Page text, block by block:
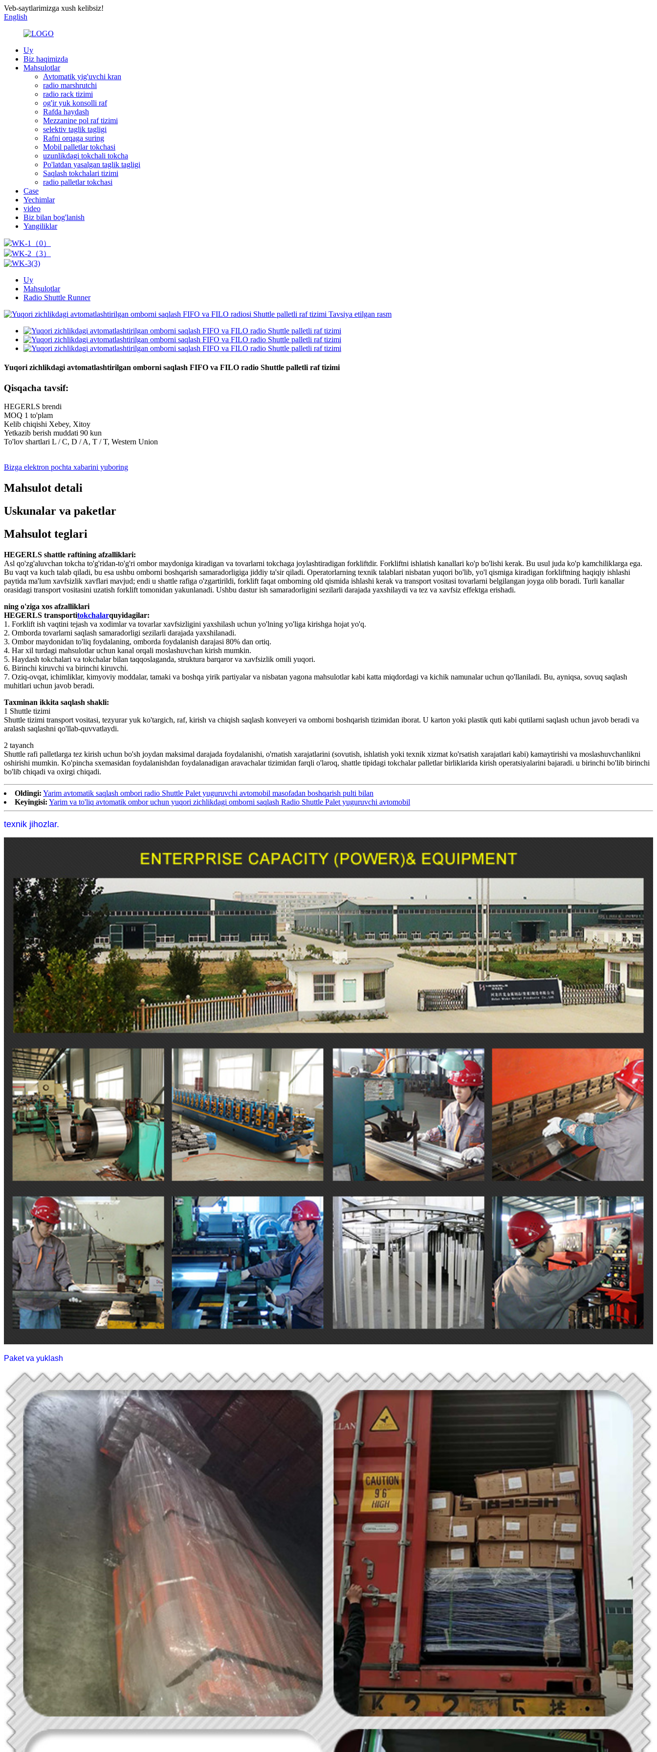
Veb-saytlarimizga xush kelibsiz!
English
Uy
Biz haqimizda
Mahsulotlar
Avtomatik yig'uvchi kran
radio marshrutchi
radio rack tizimi
og'ir yuk konsolli raf
Rafda haydash
Mezzanine pol raf tizimi
selektiv taglik tagligi
Rafni orqaga suring
Mobil palletlar tokchasi
uzunlikdagi tokchali tokcha
Po'latdan yasalgan taglik tagligi
Saqlash tokchalari tizimi
radio palletlar tokchasi
Case
Yechimlar
video
Biz bilan bog'lanish
Yangiliklar
Uy
Mahsulotlar
Radio Shuttle Runner
Yuqori zichlikdagi avtomatlashtirilgan omborni saqlash FIFO va FILO radio Shuttle palletli raf tizimi
Qisqacha tavsif:
HEGERLS brendi
MOQ 1 to'plam
Kelib chiqishi Xebey, Xitoy
Yetkazib berish muddati 90 kun
To'lov shartlari L / C, D / A, T / T, Western Union
Bizga elektron pochta xabarini yuboring
Mahsulot detali
Uskunalar va paketlar
Mahsulot teglari
HEGERLS shattle raftining afzalliklari:
Asl qo'zg'aluvchan tokcha to'g'ridan-to'g'ri ombor maydoniga kiradigan va tovarlarni tokchaga joylashtiradigan forkliftdir. Forkliftni ishlatish kanallari ko'p bo'lishi kerak. Bu usul juda ko'p kamchiliklarga ega.
Bu vaqt va kuch talab qiladi, bu esa ushbu omborni boshqarish samaradorligiga jiddiy ta'sir qiladi. Operatorlarning texnik talablari nisbatan yuqori bo'lib, yo'l qismiga kiradigan forkliftning haqiqiy ishlashi
paytida ma'lum xavfsizlik xavflari mavjud; endi u shattle rafiga o'zgartirildi, forklift faqat omborning old qismida ishlashi kerak va transport vositasi tovarlarni belgilangan joyga olib boradi. Turli kanallar
orasidagi transport vositasini uzatish forklift tomonidan yakunlanadi. Ushbu dastur ish samaradorligini sezilarli darajada yaxshilaydi va tez va xavfsiz effektga erishadi.
ning o'ziga xos afzalliklari
HEGERLS transportitokchalarquyidagilar:
1. Forklift ish vaqtini tejash va xodimlar va tovarlar xavfsizligini yaxshilash uchun yo'lning yo'liga kirishga hojat yo'q.
2. Omborda tovarlarni saqlash samaradorligi sezilarli darajada yaxshilanadi.
3. Ombor maydonidan to'liq foydalaning, omborda foydalanish darajasi 80% dan ortiq.
4. Har xil turdagi mahsulotlar uchun kanal orqali moslashuvchan kirish mumkin.
5. Haydash tokchalari va tokchalar bilan taqqoslaganda, struktura barqaror va xavfsizlik omili yuqori.
6. Birinchi kiruvchi va birinchi kiruvchi.
7. Oziq-ovqat, ichimliklar, kimyoviy moddalar, tamaki va boshqa yirik partiyalar va nisbatan yagona mahsulotlar kabi katta miqdordagi va kichik namunalar uchun qo'llaniladi. Bu, ayniqsa, sovuq saqlash
muhitlari uchun javob beradi.
Taxminan ikkita saqlash shakli:
1 Shuttle tizimi
Shuttle tizimi transport vositasi, tezyurar yuk ko'targich, raf, kirish va chiqish saqlash konveyeri va omborni boshqarish tizimidan iborat. U karton yoki plastik quti kabi qutilarni saqlash uchun javob beradi va
aralash saqlashni qo'llab-quvvatlaydi.
2 tayanch
Shuttle rafi palletlarga tez kirish uchun bo'sh joydan maksimal darajada foydalanishi, o'rnatish xarajatlarini (sovutish, ishlatish yoki texnik xizmat ko'rsatish xarajatlari kabi) kamaytirishi va moslashuvchanlikni
oshirishi mumkin. Ko'pincha sxemasidan foydalanishdan foydalanadigan aravachalar tizimidan farqli o'laroq, shattle tipidagi tokchalar palletlar birliklarida kirish operatsiyalarini bajaradi. u birinchi bo'lib birinchi
bo'lib chiqadi va oxirgi chiqadi.
Oldingi: Yarim avtomatik saqlash ombori radio Shuttle Palet yuguruvchi avtomobil masofadan boshqarish pulti bilan
Keyingisi: Yarim va to'liq avtomatik ombor uchun yuqori zichlikdagi omborni saqlash Radio Shuttle Palet yuguruvchi avtomobil
texnik jihozlar.
Paket va yuklash